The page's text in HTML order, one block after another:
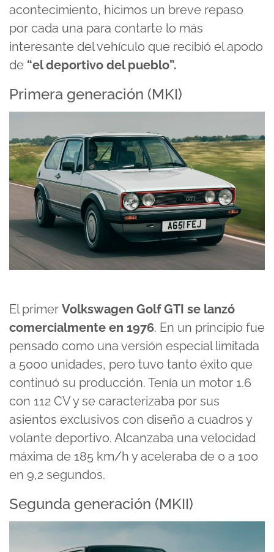
acontecimiento, hicimos un breve repaso
por cada una para contarte lo más
interesante del vehículo que recibió el apodo
de “el deportivo del pueblo”.
Primera generación (MKI)
El primer Volkswagen Golf GTI se lanzó
comercialmente en 1976. En un principio fue
pensado como una versión especial limitada
a 5000 unidades, pero tuvo tanto éxito que
continuó su producción. Tenía un motor 1.6
con 112 CV y se caracterizaba por sus
asientos exclusivos con diseño a cuadros y
volante deportivo. Alcanzaba una velocidad
máxima de 185 km/h y aceleraba de 0 a 100
en 9,2 segundos.
Segunda generación (MKII)